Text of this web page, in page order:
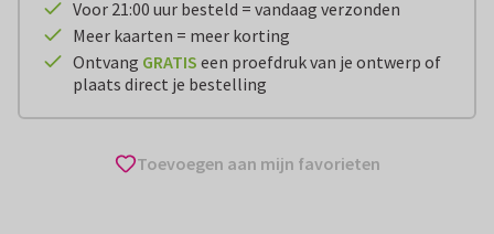
Voor 21:00 uur besteld = vandaag verzonden
Meer kaarten = meer korting
Ontvang GRATIS een proefdruk van je ontwerp of
plaats direct je bestelling
Toevoegen aan mijn favorieten